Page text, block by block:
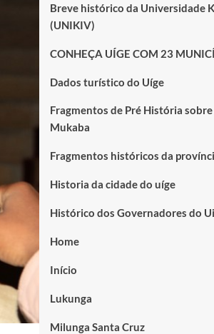
Breve histórico da Universidade
(UNIKIV)
CONHEÇA UÍGE COM 23
Dados turístico do Uíge
Fragmentos de Pré História sobre
Mukaba
Fragmentos históricos da
Historia da cidade do uíge
Histórico dos Governadores do
Home
Início
Lukunga
Milunga Santa Cruz